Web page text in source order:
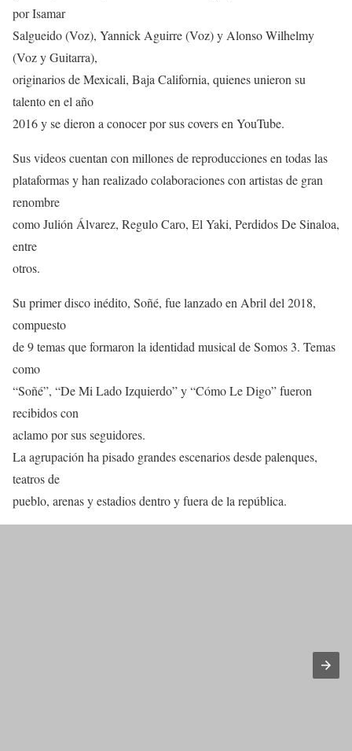
por Isamar
Salgueido (Voz), Yannick Aguirre (Voz) y Alonso Wilhelmy
(Voz y Guitarra),
originarios de Mexicali, Baja California, quienes unieron su
talento en el año
2016 y se dieron a conocer por sus covers en YouTube.
Sus videos cuentan con millones de reproducciones en todas las
plataformas y han realizado colaboraciones con artistas de gran
renombre
como Julión Álvarez, Regulo Caro, El Yaki, Perdidos De Sinaloa,
entre
otros.
Su primer disco inédito, Soñé, fue lanzado en Abril del 2018,
compuesto
de 9 temas que formaron la identidad musical de Somos 3. Temas
como
“Soñé”, “De Mi Lado Izquierdo” y “Cómo Le Digo” fueron
recibidos con
aclamo por sus seguidores.
La agrupación ha pisado grandes escenarios desde palenques,
teatros de
pueblo, arenas y estadios dentro y fuera de la república.